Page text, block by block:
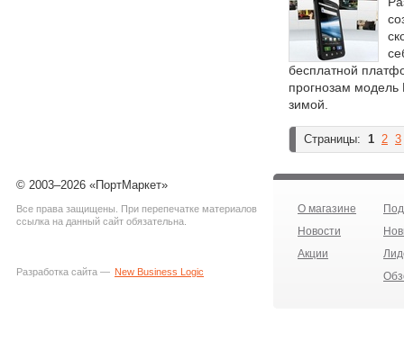
бесплатной
прогнозам модель
зимой.
Страницы: 1 2 3
© 2003–2026 «ПортМаркет»
Все права защищены. При перепечатке материалов
ссылка на данный сайт обязательна.
Разработка сайта — New Business Logic
О магазине
Новости
Акции